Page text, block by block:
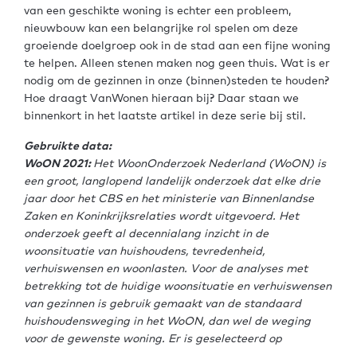
van een geschikte woning is echter een probleem,
nieuwbouw kan een belangrijke rol spelen om deze
groeiende doelgroep ook in de stad aan een fijne woning
te helpen. Alleen stenen maken nog geen thuis. Wat is er
nodig om de gezinnen in onze (binnen)steden te houden?
Hoe draagt VanWonen hieraan bij? Daar staan we
binnenkort in het laatste artikel in deze serie bij stil.
Gebruikte data:
WoON 2021:Het WoonOnderzoek Nederland (WoON) is
een groot, langlopend landelijk onderzoek dat elke drie
jaar door het CBS en het ministerie van Binnenlandse
Zaken en Koninkrijksrelaties wordt uitgevoerd. Het
onderzoek geeft al decennialang inzicht in de
woonsituatie van huishoudens, tevredenheid,
verhuiswensen en woonlasten. Voor de analyses met
betrekking tot de huidige woonsituatie en verhuiswensen
van gezinnen is gebruik gemaakt van de standaard
huishoudensweging in het WoON, dan wel de weging
voor de gewenste woning. Er is geselecteerd op